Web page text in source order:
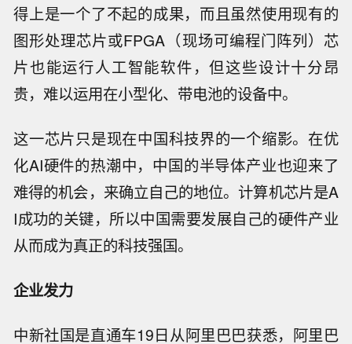
得上是一个了不起的成果，而且虽然使用现有的
图形处理芯片或FPGA（现场可编程门阵列）芯
片也能运行人工智能软件，但这些设计十分昂
贵，难以运用在小型化、带电池的设备中。
这一芯片只是现在中国科技界的一个缩影。在优
化AI硬件的热潮中，中国的半导体产业也迎来了
难得的机会，来确立自己的地位。计算机芯片是A
I成功的关键，所以中国需要发展自己的硬件产业
从而成为真正的科技强国。
企业发力
中新社国是直通车19日从阿里巴巴获悉，阿里巴